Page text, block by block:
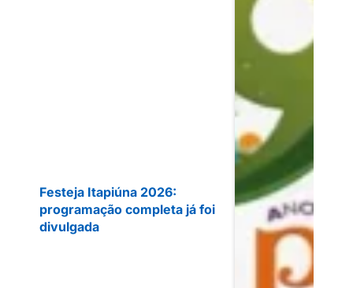
Festeja Itapiúna 2026:
programação completa já foi
divulgada